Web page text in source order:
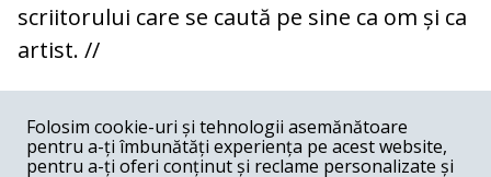
scriitorului care se caută pe sine ca om și ca
artist. //
COMENTARII
Nume
Folosim cookie-uri și tehnologii asemănătoare
pentru a-ți îmbunătăți experiența pe acest website,
pentru a-ți oferi conținut și reclame personalizate și